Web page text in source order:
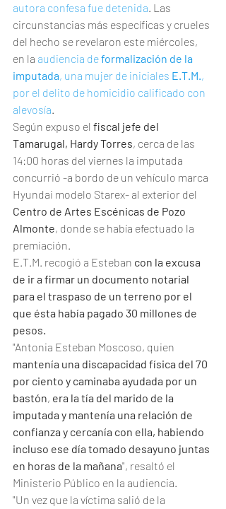
autora confesa fue detenida. Las
circunstancias más específicas y crueles
del hecho se revelaron este miércoles,
en la audiencia de formalización de la
imputada, una mujer de iniciales E.T.M.,
por el delito de homicidio calificado con
alevosía.
Según expuso el fiscal jefe del
Tamarugal, Hardy Torres, cerca de las
14:00 horas del viernes la imputada
concurrió -a bordo de un vehículo marca
Hyundai modelo Starex- al exterior del
Centro de Artes Escénicas de Pozo
Almonte, donde se había efectuado la
premiación.
E.T.M. recogió a Esteban con la excusa
de ir a firmar un documento notarial
para el traspaso de un terreno por el
que ésta había pagado 30 millones de
pesos.
"Antonia Esteban Moscoso, quien
mantenía una discapacidad física del 70
por ciento y caminaba ayudada por un
bastón, era la tía del marido de la
imputada y mantenía una relación de
confianza y cercanía con ella, habiendo
incluso ese día tomado desayuno juntas
en horas de la mañana", resaltó el
Ministerio Público en la audiencia.
"Un vez que la víctima salió de la